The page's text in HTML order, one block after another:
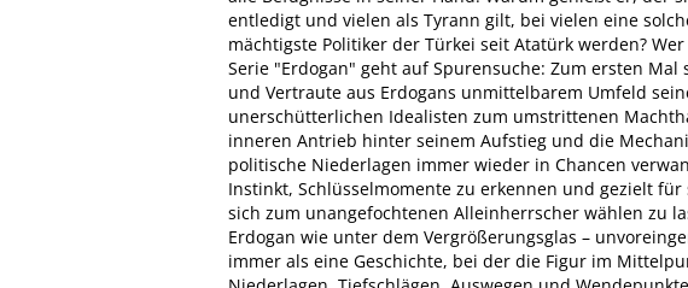
entledigt und vielen als Tyrann gilt, bei vielen eine
mächtigste Politiker der Türkei seit Atatürk werden?
Serie "Erdogan" geht auf Spurensuche: Zum ersten
und Vertraute aus Erdogans unmittelbarem Umfeld
unerschütterlichen Idealisten zum umstrittenen
inneren Antrieb hinter seinem Aufstieg und die
politische Niederlagen immer wieder in Chancen
Instinkt, Schlüsselmomente zu erkennen und gezielt für
sich zum unangefochtenen Alleinherrscher wählen zu
Erdogan wie unter dem Vergrößerungsglas –
immer als eine Geschichte, bei der die Figur im